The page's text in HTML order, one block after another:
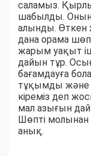
саламыз.
шабылды. Оның
алынды. Өткен
дана орама шөп
жарым уақыт
дайын тұр.
бағамдауға
тұқымды және
кіреміз деп
мал азығын
Шөпті
анық.